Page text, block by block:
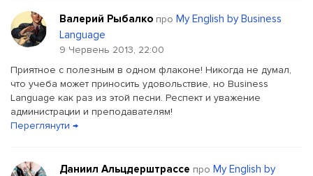
Валерий Рыбалко про My English by Business
Language
9 Червень 2013, 22:00
Приятное с полезным в одном флаконе! Никогда не думал,
что учеба может приносить удовольствие, но Business
Language как раз из этой песни. Респект и уважение
администрации и преподавателям!
Переглянути →
Даниил Альцдерштрассе про My English by